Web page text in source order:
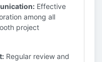
Effective
among all
project
Regular review and